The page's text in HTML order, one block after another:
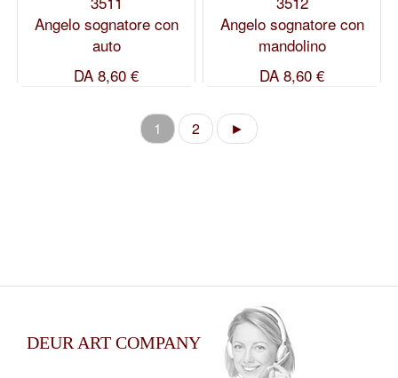
Angelo sognatore con
auto
DA 8,60 €
Angelo sognatore con
mandolino
DA 8,60 €
1 2 ►
DEUR ART COMPANY